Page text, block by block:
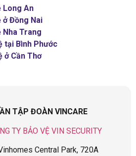
Long An
ở Đồng Nai
Nha Trang
tại Bình Phước
ở Cần Thơ
TẬP ĐOÀN VINCARE
TY BẢO VỆ VIN SECURITY
Central Park, 720A